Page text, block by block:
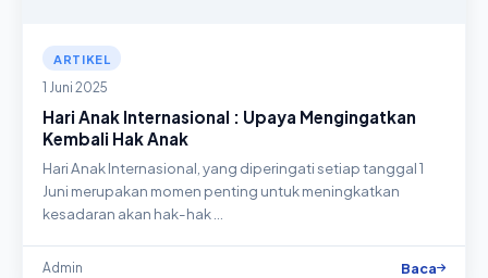
ARTIKEL
1 Juni 2025
Hari Anak Internasional : Upaya Mengingatkan
Kembali Hak Anak
Hari Anak Internasional, yang diperingati setiap tanggal 1
Juni merupakan momen penting untuk meningkatkan
kesadaran akan hak-hak …
Admin Baca